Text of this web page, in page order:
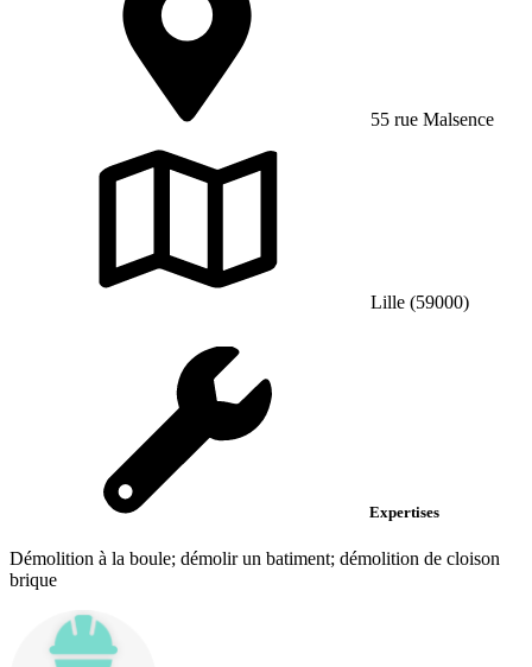
55 rue Malsence
Lille (59000)
Expertises
Démolition à la boule; démolir un batiment; démolition de cloison
brique